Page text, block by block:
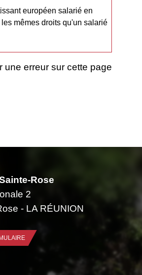
européen salarié en
les mêmes droits qu'un salarié
une erreur sur cette page
Rose
2
- LA RÉUNION